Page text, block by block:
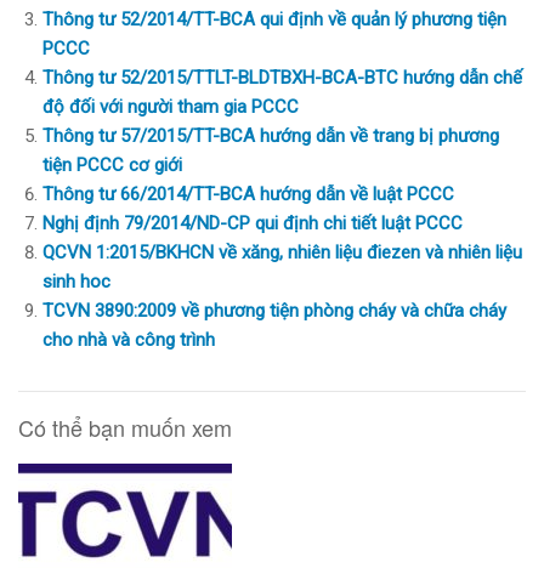
Thông tư 52/2014/TT-BCA qui định về quản lý phương tiện
PCCC
Thông tư 52/2015/TTLT-BLDTBXH-BCA-BTC hướng dẫn chế
độ đối với người tham gia PCCC
Thông tư 57/2015/TT-BCA hướng dẫn về trang bị phương
tiện PCCC cơ giới
Thông tư 66/2014/TT-BCA hướng dẫn về luật PCCC
Nghị định 79/2014/ND-CP qui định chi tiết luật PCCC
QCVN 1:2015/BKHCN về xăng, nhiên liệu điezen và nhiên liệu
sinh hoc
TCVN 3890:2009 về phương tiện phòng cháy và chữa cháy
cho nhà và công trình
Có thể bạn muốn xem